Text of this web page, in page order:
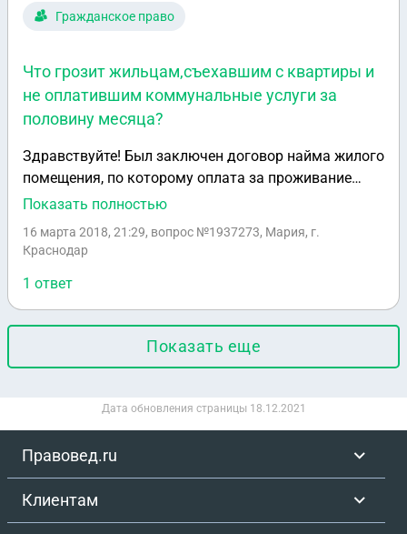
трудностей написал заявление об увольнении.
Гражданское право
Что грозит жильцам,съехавшим с квартиры и
не оплатившим коммунальные услуги за
половину месяца?
Здравствуйте! Был заключен договор найма жилого
помещения, по которому оплата за проживание
составляла 5000 рублей, так же прописано что это
договору квартиросъемщики платить ничего не
менее года с мая по декабрь 2017 года, т.е. в
декабре закончилось действие договора,
квартиросъемщики съехали в середине февраля,
предварительно оплатив коммунальные услуги за
если владелец квартиры обратится в органы?
Показать полностью
16 марта 2018, 21:29, вопрос №1937273, Мария, г.
Краснодар
1 ответ
Показать еще
Дата обновления страницы 18.12.2021
Правовед.ru
Клиентам